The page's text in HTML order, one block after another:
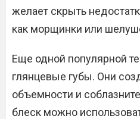
желает скрыть
как морщинки или
Еще одной популярной
глянцевые губы. Они
объемности и
блеск можно